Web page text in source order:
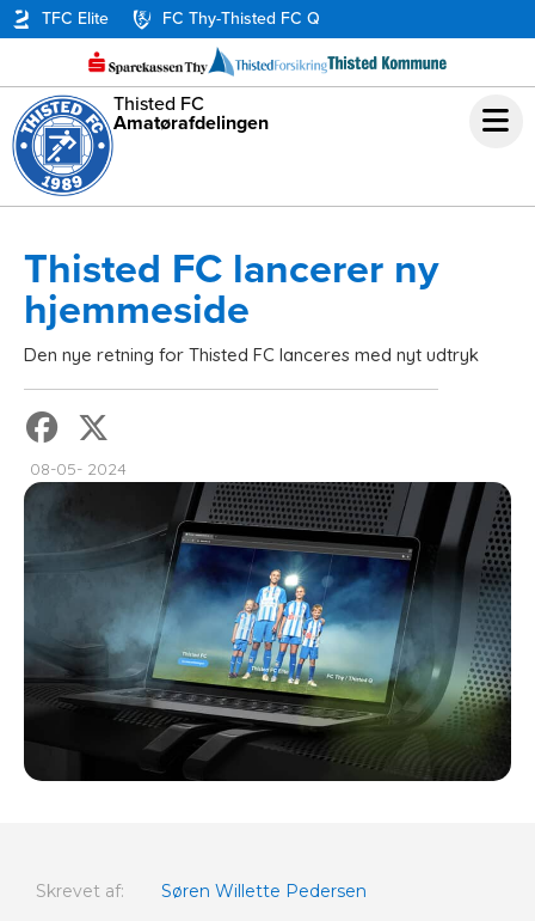
TFC Elite FC Thy-Thisted FC Q
Thisted FC
Amatørafdelingen
Thisted FC lancerer ny
hjemmeside
Den nye retning for Thisted FC lanceres med nyt udtryk
08-05- 2024
Skrevet af: Søren Willette Pedersen